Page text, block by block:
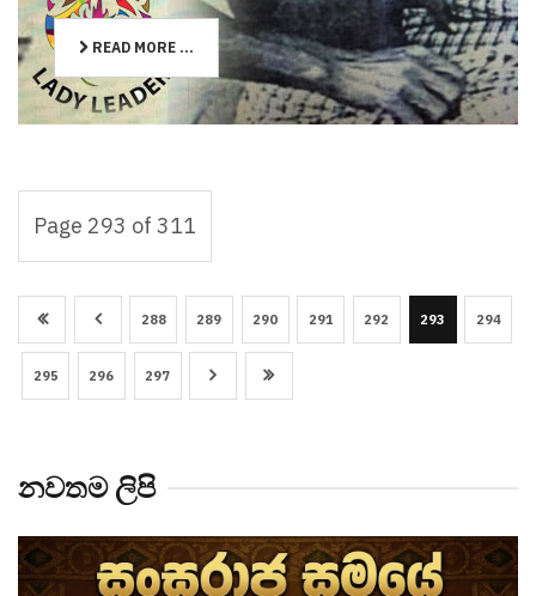
READ MORE ...
Page 293 of 311
288 289 290 291 292 293 294
295 296 297
නවතම ලිපි